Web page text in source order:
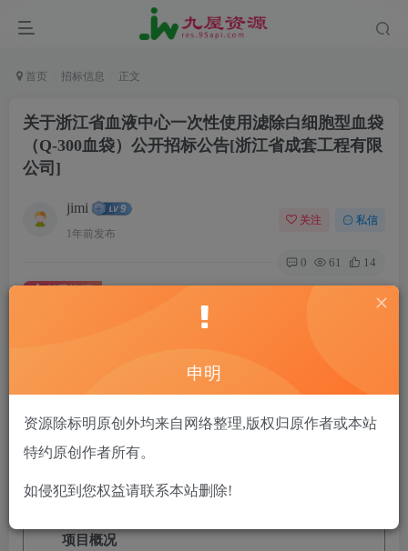
首页 招标信息 正文
关于浙江省血液中心一次性使用滤除白细胞型血袋
（Q-300血袋）公开招标公告[浙江省成套工程有限
公司]
jimi
1年前发布
关注 私信
0 61 14
￥ 20
付费资源
项目概况
申明
资源除标明原创外均来自网络整理,版权归原作者或本站
特约原创作者所有。
如侵犯到您权益请联系本站删除!